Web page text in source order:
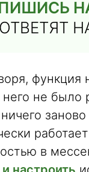
ОТВЕТЯТ
функция
него не
в